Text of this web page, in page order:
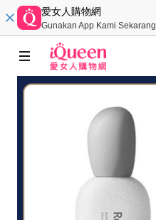
愛女人購物網
Gunakan App Kami Sekarang